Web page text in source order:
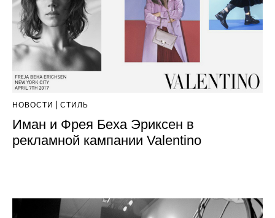
НОВОСТИ СТИЛЬ
Иман и Фрея Беха Эриксен в
рекламной кампании Valentino